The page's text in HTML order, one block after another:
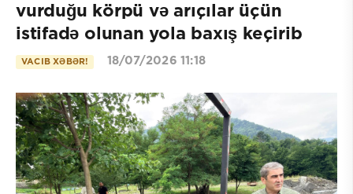
vurduğu körpü və arıçılar üçün
istifadə olunan yola baxış keçirib
VACIB XƏBƏR! 18/07/2026 11:18